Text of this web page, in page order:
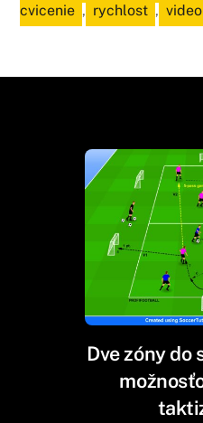
cvicenie , rychlost ,
Dve zóny do